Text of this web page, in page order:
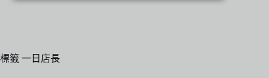
標籤 一日店長